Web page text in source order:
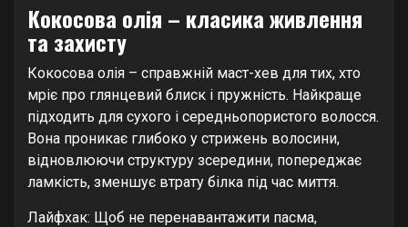
Кокосова олія – класика живлення
та захисту
Кокосова олія – справжній маст-хев для тих, хто
мріє про глянцевий блиск і пружність. Найкраще
підходить для сухого і середньопористого волосся.
Вона проникає глибоко у стрижень волосини,
відновлюючи структуру зсередини, попереджає
ламкість, зменшує втрату білка під час миття.
Лайфхак: Щоб не перенавантажити пасма,